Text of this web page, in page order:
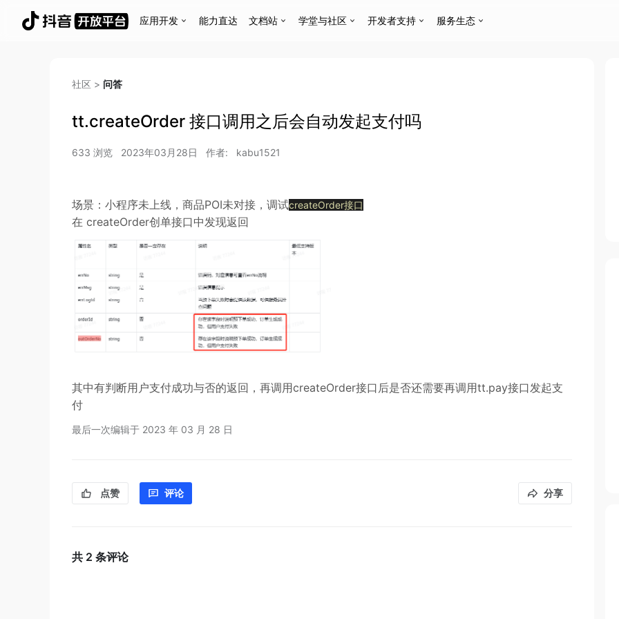
应用开发 能力直达 文档站 学堂与社区 开发者支持 服务生态
社区 > 问答
tt.createOrder 接口调用之后会自动发起支付吗
633 浏览 2023年03月28日 作者: kabu1521
场景：小程序未上线，商品POI未对接，调试createOrder接口
在 createOrder创单接口中发现返回
其中有判断用户支付成功与否的返回，再调用createOrder接口后是否还需要再调用tt.pay接口发起支
付
最后一次编辑于 2023 年 03 月 28 日
点赞 评论 分享
共 2 条评论